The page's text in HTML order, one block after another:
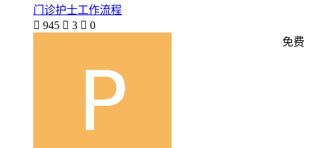
门诊护士工作流程
 945  3  0
免费